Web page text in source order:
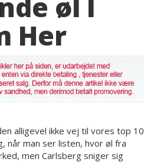
øl I
Her
alligevel ikke vej til vores top 10
når man ser listen, hvor øl fra
men Carlsberg sniger sig